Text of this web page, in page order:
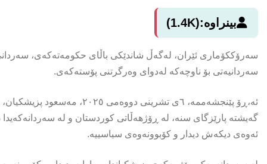
بینراوە:(1.4K)
سەرۆککۆماری ئێران، لەگەڵ شاندێکی باڵای حکومەتەکەی،
سەردانیەتی بۆ ناوچەکە لەدوای وەرگرتنی پۆستەکەی.
ئە،ڕۆ پێنجشەممە، ٦ی تشرینی
گەیشتە پارێزگای سنە، لە ڕۆژهەڵاتی کوردستان و لە
ئەوەی دیکەش دیدار و کۆبوونەوەی سیاسییە.